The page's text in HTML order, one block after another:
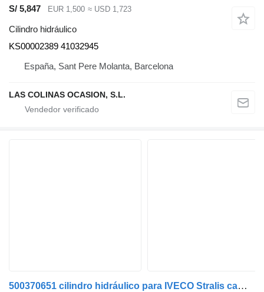
S/ 5,847 EUR 1,500 ≈ USD 1,723
Cilindro hidráulico
KS00002389 41032945
España, Sant Pere Molanta, Barcelona
LAS COLINAS OCASION, S.L.
500370651 cilindro hidráulico para IVECO Stralis camión